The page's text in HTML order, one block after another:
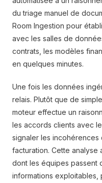
du triage manuel de
Room Ingestion pour
avec les salles de
contrats, les modèles
en quelques minutes.
Une fois les données
relais. Plutôt que de
moteur effectue un
les accords clients avec
signaler les
facturation. Cette analyse
dont les équipes passent
informations exploitables,